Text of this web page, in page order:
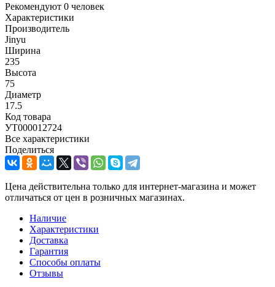
Рекомендуют 0 человек
Характеристики
Производитель
Jinyu
Ширина
235
Высота
75
Диаметр
17.5
Код товара
УТ000012724
Все характеристики
Поделиться
Цена действительна только для интернет-магазина и может
отличаться от цен в розничных магазинах.
Наличие
Характеристики
Доставка
Гарантия
Способы оплаты
Отзывы